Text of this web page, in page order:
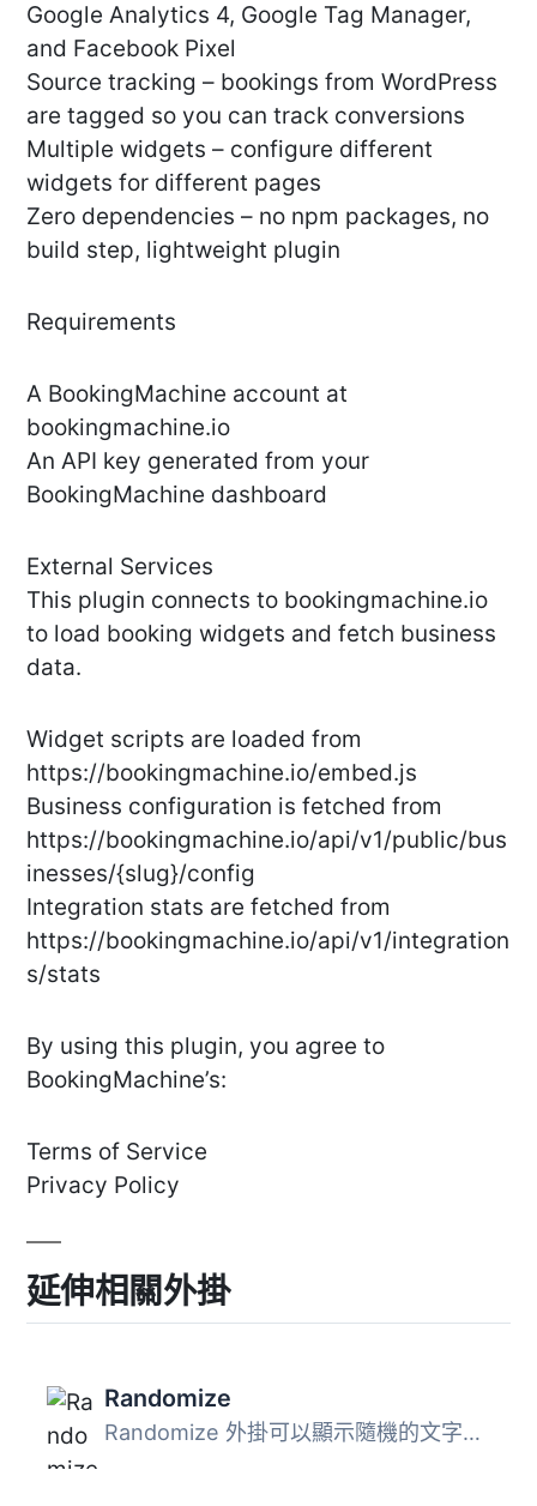
Google Analytics 4, Google Tag Manager,
and Facebook Pixel
Source tracking – bookings from WordPress
are tagged so you can track conversions
Multiple widgets – configure different
widgets for different pages
Zero dependencies – no npm packages, no
build step, lightweight plugin
Requirements
A BookingMachine account at
bookingmachine.io
An API key generated from your
BookingMachine dashboard
External Services
This plugin connects to bookingmachine.io
to load booking widgets and fetch business
data.
Widget scripts are loaded from
https://bookingmachine.io/embed.js
Business configuration is fetched from
https://bookingmachine.io/api/v1/public/bus
inesses/{slug}/config
Integration stats are fetched from
https://bookingmachine.io/api/v1/integration
s/stats
By using this plugin, you agree to
BookingMachine’s:
Terms of Service
Privacy Policy
延伸相關外掛
Randomize
Randomize 外掛可以顯示隨機的文字，您可以在管理後台按類別...